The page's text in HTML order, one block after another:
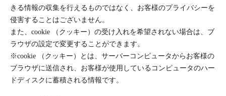
きる情報の収集を行えるものではなく、お客様のプライバシーを
侵害することはございません。
また、cookie （クッキー）の受け入れを希望されない場合は、ブ
ラウザの設定で変更することができます。
※cookie （クッキー）とは、サーバーコンピュータからお客様の
ブラウザに送信され、お客様が使用しているコンピュータのハー
ドディスクに蓄積される情報です。